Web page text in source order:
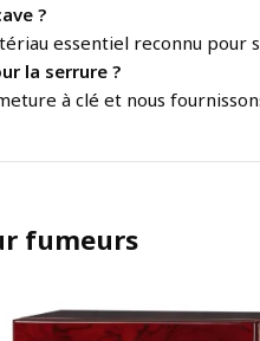
?
essentiel reconnu
la serrure ?
à clé et nous
fumeurs